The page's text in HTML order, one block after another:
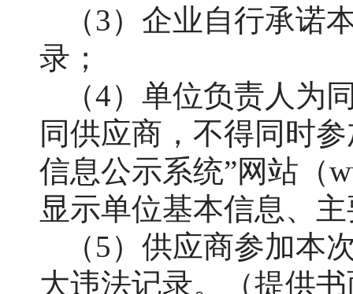
（3）企业自行承诺
录；
（4）单位负责人为
同供应商，不得同时
信息公示系统”网站（
显示单位基本信息、
（5）供应商参加本
大违法记录。（提供